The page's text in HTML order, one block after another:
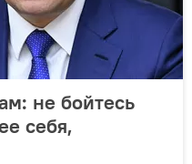
не бойтесь
себя,